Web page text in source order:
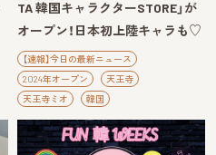
TA 韓国キャラクターSTORE」が
オープン！日本初上陸キャラも♡
【速報】今日の最新ニュース
2024年オープン
天王寺
天王寺ミオ
韓国